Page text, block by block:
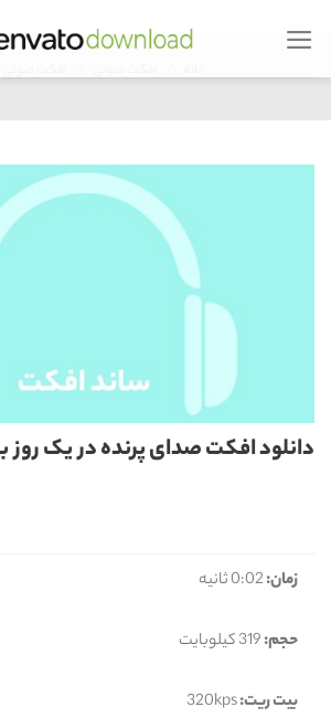
Skip
to
/
/
دانلود افکت صدای پرنده در یک روز
زمان:0:02 ثانیه
حجم:319 کیلوبایت
بیت ریت:320kps